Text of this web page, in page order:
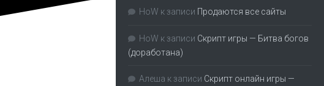
HoW к записи Продаются все сайты
HoW к записи Скрипт игры — Битва богов
(доработана)
Алеша к записи Скрипт онлайн игры —